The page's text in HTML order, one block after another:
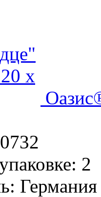
2
Германия